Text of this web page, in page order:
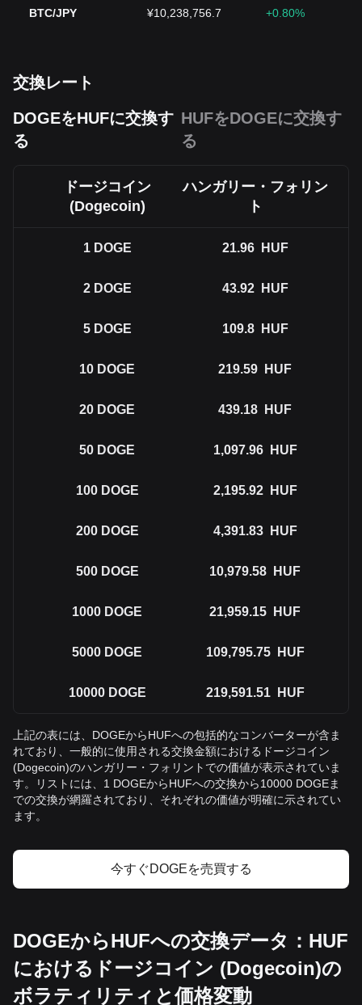
BTC/JPY ¥10,238,756.7 +0.80%
交換レート
DOGEをHUFに交換す
る
HUFをDOGEに交換す
る
ドージコイン
(Dogecoin)
ハンガリー・フォリン
ト
1 DOGE 21.96 HUF
2 DOGE 43.92 HUF
5 DOGE 109.8 HUF
10 DOGE 219.59 HUF
20 DOGE 439.18 HUF
50 DOGE 1,097.96 HUF
100 DOGE 2,195.92 HUF
200 DOGE 4,391.83 HUF
500 DOGE 10,979.58 HUF
1000 DOGE 21,959.15 HUF
5000 DOGE 109,795.75 HUF
10000 DOGE 219,591.51 HUF
上記の表には、DOGEからHUFへの包括的なコンバーターが含ま
れており、一般的に使用される交換金額におけるドージコイン
(Dogecoin)のハンガリー・フォリントでの価値が表示されていま
す。リストには、1 DOGEからHUFへの交換から10000 DOGEま
での交換が網羅されており、それぞれの価値が明確に示されてい
ます。
今すぐDOGEを売買する
DOGEからHUFへの交換データ：HUF
におけるドージコイン (Dogecoin)の
ボラティリティと価格変動